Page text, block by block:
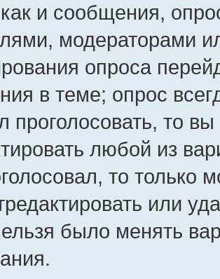
и сообщения,
модераторами
опроса
в теме; опрос
проголосовать, то
любой из
то только
или
было менять